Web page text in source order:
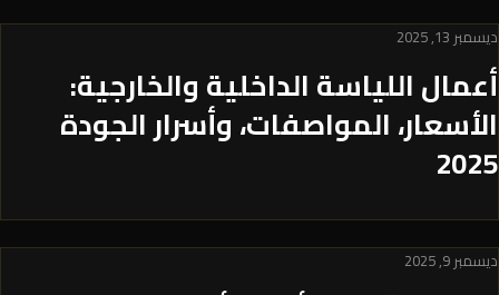
ديسمبر 13, 2025
أعمال اللياسة الداخلية والخارجية:
الأسعار، المواصفات، وأسرار الجودة
2025
ديسمبر 9, 2025